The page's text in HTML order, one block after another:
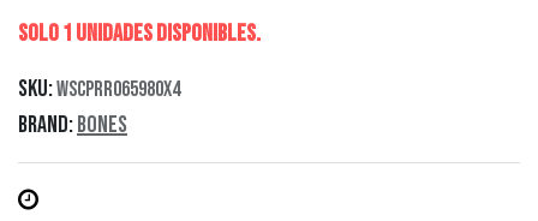
Solo 1 Unidades disponibles.
SKU:WSCPRR065980X4
Brand:Bones